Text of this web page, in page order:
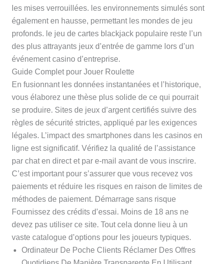
les mises verrouillées. les environnements simulés sont
également en hausse, permettant les mondes de jeu
profonds. le jeu de cartes blackjack populaire reste l’un
des plus attrayants jeux d’entrée de gamme lors d’un
événement casino d’entreprise.
Guide Complet pour Jouer Roulette
En fusionnant les données instantanées et l’historique,
vous élaborez une thèse plus solide de ce qui pourrait
se produire. Sites de jeux d’argent certifiés suivre des
règles de sécurité strictes, appliqué par les exigences
légales. L’impact des smartphones dans les casinos en
ligne est significatif. Vérifiez la qualité de l’assistance
par chat en direct et par e-mail avant de vous inscrire.
C’est important pour s’assurer que vous recevez vos
paiements et réduire les risques en raison de limites de
méthodes de paiement. Démarrage sans risque
Fournissez des crédits d’essai. Moins de 18 ans ne
devez pas utiliser ce site. Tout cela donne lieu à un
vaste catalogue d’options pour les joueurs typiques.
Ordinateur De Poche Clients Réclamer Des Offres